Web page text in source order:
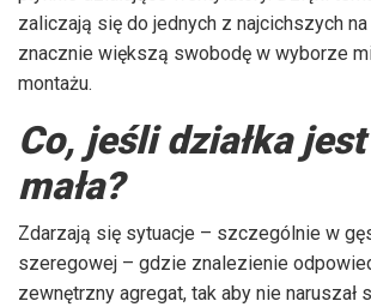
zaliczają się do jednych z najcichszych na
znacznie większą swobodę w wyborze
montażu.
Co, jeśli działka
mała?
Zdarzają się sytuacje – szczególnie w
szeregowej – gdzie znalezienie
zewnętrzny agregat, tak aby nie naruszał